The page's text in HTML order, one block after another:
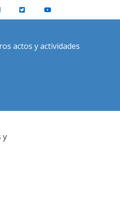
actos y actividades
y